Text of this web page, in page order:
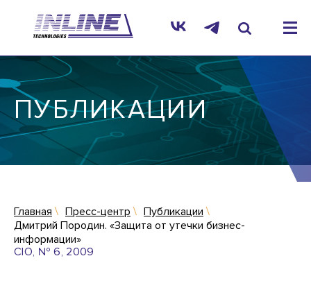
ПУБЛИКАЦИИ
Главная Пресс-центр
Публикации
Дмитрий Породин. «Защита от утечки бизнес-
информации»
CIO, № 6, 2009